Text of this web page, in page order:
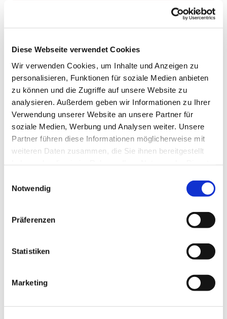
Diese Webseite verwendet Cookies
Wir verwenden Cookies, um Inhalte und Anzeigen zu
personalisieren, Funktionen für soziale Medien anbieten
zu können und die Zugriffe auf unsere Website zu
analysieren. Außerdem geben wir Informationen zu Ihrer
Verwendung unserer Website an unsere Partner für
soziale Medien, Werbung und Analysen weiter. Unsere
Partner führen diese Informationen möglicherweise mit
weiteren Daten zusammen, die Sie ihnen bereitgestellt
Notwendig
Präferenzen
Statistiken
Marketing
Dies könnte Sie auch